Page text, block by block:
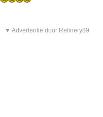
▼ Advertentie door Refinery89